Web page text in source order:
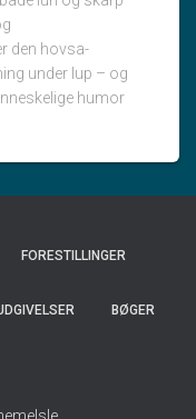
den hovsa-
under lup – og
humor
FORESTILLINGER
BØGER